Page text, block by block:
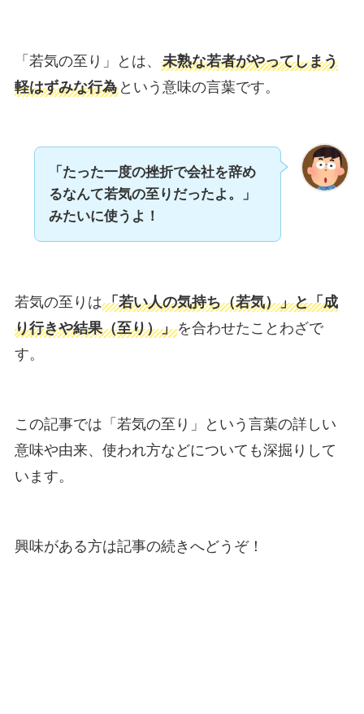
「若気の至り」とは、 未熟な若者がやってしまう
軽はずみな行為という意味の言葉です。
「たった一度の挫折で会社を辞め
るなんて若気の至りだったよ。」
みたいに使うよ！
若気の至りは「若い人の気持ち（若気）」と「成
り行きや結果（至り）」を合わせたことわざで
す。
この記事では「若気の至り」という言葉の詳しい
意味や由来、使われ方などについても深掘りして
います。
興味がある方は記事の続きへどうぞ！